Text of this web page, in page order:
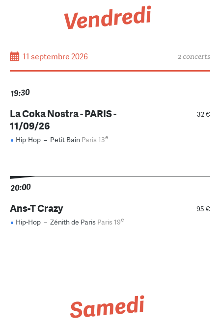
Vendredi
11 septembre 2026 2 concerts
19:30
32 €
La Coka Nostra - PARIS -
11/09/26
Hip-Hop – Petit Bain Paris 13e
20:00
95 €
Ans-T Crazy
Hip-Hop – Zénith de Paris Paris 19e
Samedi